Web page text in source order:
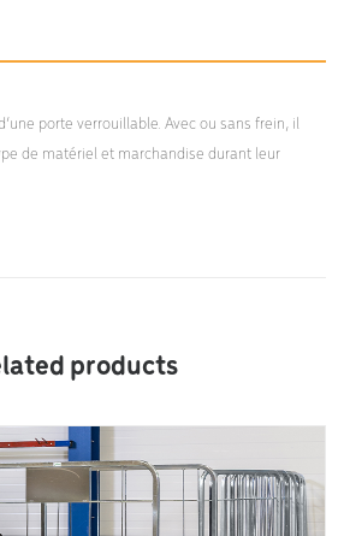
porte verrouillable. Avec ou sans frein, il
de matériel et marchandise durant leur
products